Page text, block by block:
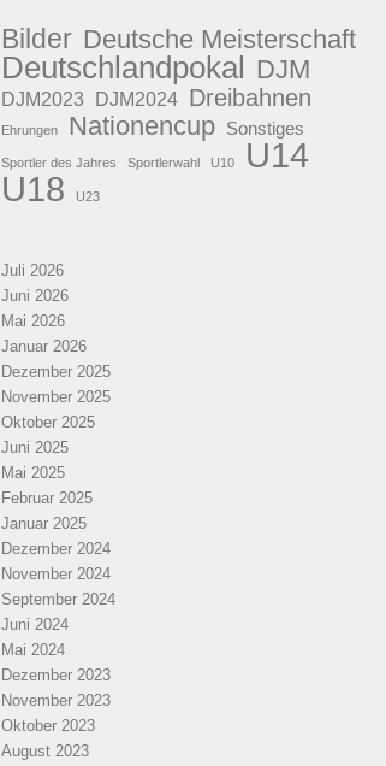
Bilder Deutsche Meisterschaft
Deutschlandpokal DJM
DJM2023 DJM2024 Dreibahnen
Ehrungen Nationencup Sonstiges
Sportler des Jahres Sportlerwahl U10 U14
U18 U23
Juli 2026
Juni 2026
Mai 2026
Januar 2026
Dezember 2025
November 2025
Oktober 2025
Juni 2025
Mai 2025
Februar 2025
Januar 2025
Dezember 2024
November 2024
September 2024
Juni 2024
Mai 2024
Dezember 2023
November 2023
Oktober 2023
August 2023